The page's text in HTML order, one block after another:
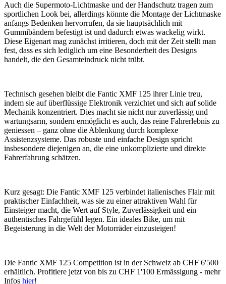
Auch die Supermoto-Lichtmaske und der Handschutz tragen zum
sportlichen Look bei, allerdings könnte die Montage der Lichtmaske
anfangs Bedenken hervorrufen, da sie hauptsächlich mit
Gummibändern befestigt ist und dadurch etwas wackelig wirkt.
Diese Eigenart mag zunächst irritieren, doch mit der Zeit stellt man
fest, dass es sich lediglich um eine Besonderheit des Designs
handelt, die den Gesamteindruck nicht trübt.
Technisch gesehen bleibt die Fantic XMF 125 ihrer Linie treu,
indem sie auf überflüssige Elektronik verzichtet und sich auf solide
Mechanik konzentriert. Dies macht sie nicht nur zuverlässig und
wartungsarm, sondern ermöglicht es auch, das reine Fahrerlebnis zu
geniessen – ganz ohne die Ablenkung durch komplexe
Assistenzsysteme. Das robuste und einfache Design spricht
insbesondere diejenigen an, die eine unkomplizierte und direkte
Fahrerfahrung schätzen.
Kurz gesagt: Die Fantic XMF 125 verbindet italienisches Flair mit
praktischer Einfachheit, was sie zu einer attraktiven Wahl für
Einsteiger macht, die Wert auf Style, Zuverlässigkeit und ein
authentisches Fahrgefühl legen. Ein ideales Bike, um mit
Begeisterung in die Welt der Motorräder einzusteigen!
Die Fantic XMF 125 Competition ist in der Schweiz ab CHF 6'500
erhältlich. Profitiere jetzt von bis zu CHF 1'100 Ermässigung - mehr
Infos hier!